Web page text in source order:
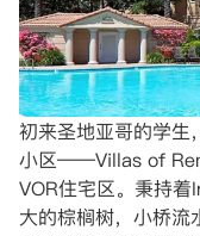
初来圣地亚哥的学生
小区——Villas of
VOR住宅区。秉持
大的棕榈树，小桥流